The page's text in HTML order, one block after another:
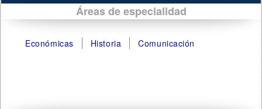
Áreas de especialidad
Económicas Historia Comunicación